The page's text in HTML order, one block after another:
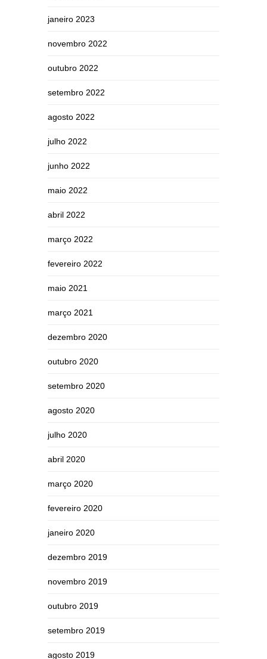
janeiro 2023
novembro 2022
outubro 2022
setembro 2022
agosto 2022
julho 2022
junho 2022
maio 2022
abril 2022
março 2022
fevereiro 2022
maio 2021
março 2021
dezembro 2020
outubro 2020
setembro 2020
agosto 2020
julho 2020
abril 2020
março 2020
fevereiro 2020
janeiro 2020
dezembro 2019
novembro 2019
outubro 2019
setembro 2019
agosto 2019